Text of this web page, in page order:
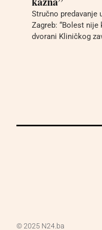
Stručno predavanje
Zagreb: “Bolest nije
dvorani Kliničkog
© 2025 N24.ba